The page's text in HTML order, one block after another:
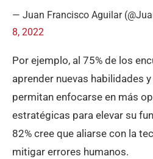
— Juan Francisco Aguilar
8, 2022
Por ejemplo, al 75% de los
aprender nuevas habilidades
permitan enfocarse en más
estratégicas para elevar su
82% cree que aliarse con la
mitigar errores humanos.